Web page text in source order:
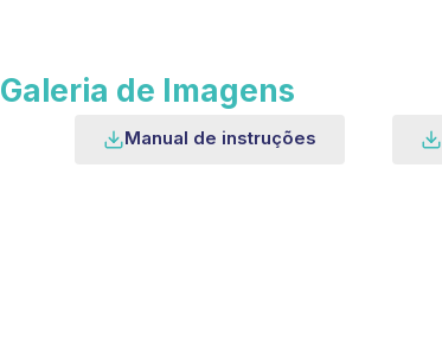
Galeria de Imagens
Manual de instruções